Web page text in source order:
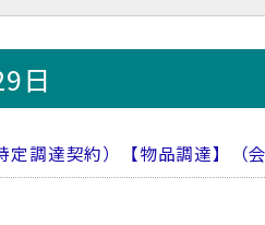
日
調達契約）【物品調達】（会